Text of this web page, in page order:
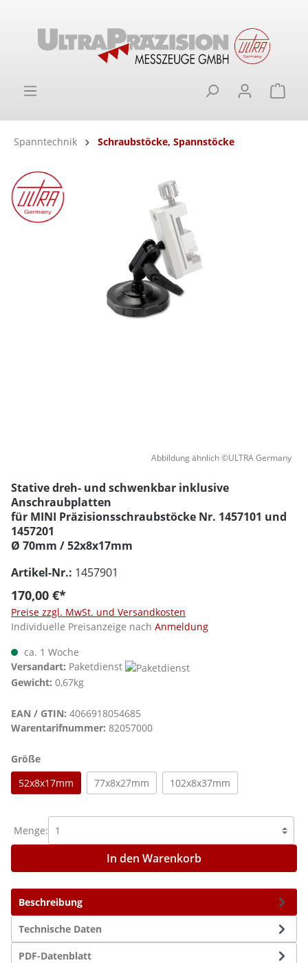
Spanntechnik Schraubstöcke, Spannstöcke
Bildergalerie überspringen
Abbildung ähnlich ©ULTRA Germany
Beschreibung
Technische Daten
PDF-Datenblatt
Stative dreh- und schwenkbar inklusive
Anschraubplatten
für MINI Präzisionsschraubstöcke Nr. 1457101 und
1457201
Ø 70mm / 52x8x17mm
Artikel-Nr.: 1457901
170,00 €*
Preise zzgl. MwSt. und Versandkosten
Individuelle Preisanzeige nach Anmeldung
ca. 1 Woche
Versandart: Paketdienst
Gewicht: 0,67kg
EAN / GTIN: 4066918054685
Warentarifnummer: 82057000
Größeauswählen
52x8x17mm
77x8x27mm 102x8x37mm
Menge:
In den Warenkorb